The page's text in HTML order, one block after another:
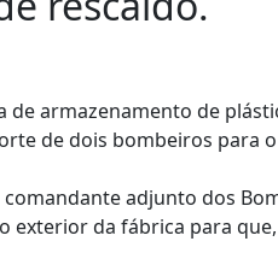
armazenamento de
de dois bombeiros para
adjunto dos
exterior da fábrica para